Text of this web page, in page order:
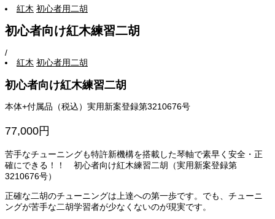
紅木 初心者用二胡
初心者向け紅木練習二胡
/
紅木 初心者用二胡
初心者向け紅木練習二胡
本体+付属品（税込）実用新案登録第3210676号
77,000円
苦手なチューニングも特許新機構を搭載した琴軸で素早く安全・正
確にできる！！ 初心者向け紅木練習二胡（実用新案登録第
3210676号）
正確な二胡のチューニングは上達への第一歩です。でも、チューニ
ングが苦手な二胡学習者が少なくないのが現実です。